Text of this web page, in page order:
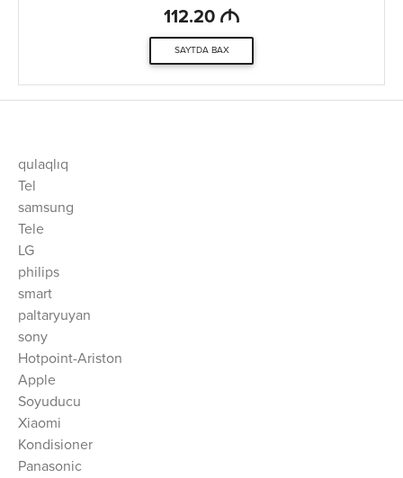
112.20 M
SAYTDA BAX
qulaqlıq
Tel
samsung
Tele
LG
philips
smart
paltaryuyan
sony
Hotpoint-Ariston
Apple
Soyuducu
Xiaomi
Kondisioner
Panasonic